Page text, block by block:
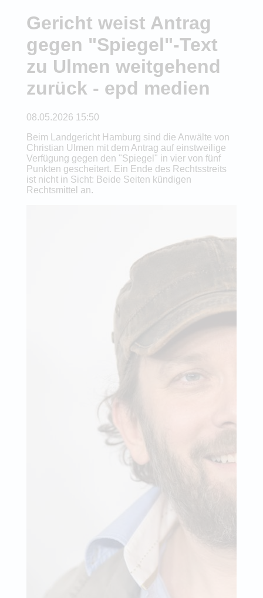
Gericht weist Antrag
gegen "Spiegel"-Text
zu Ulmen weitgehend
zurück - epd medien
08.05.2026 15:50
Beim Landgericht Hamburg sind die Anwälte von
Christian Ulmen mit dem Antrag auf einstweilige
Verfügung gegen den "Spiegel" in vier von fünf
Punkten gescheitert. Ein Ende des Rechtsstreits
ist nicht in Sicht: Beide Seiten kündigen
Rechtsmittel an.